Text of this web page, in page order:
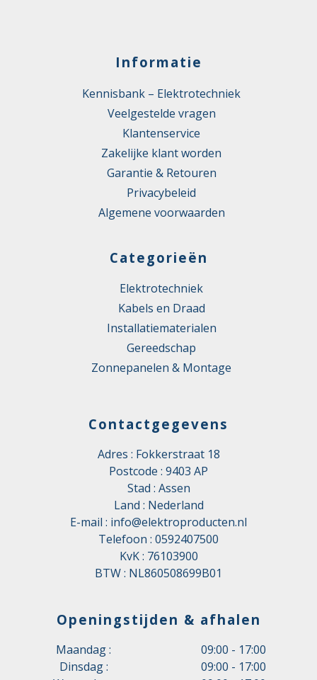
Informatie
Kennisbank – Elektrotechniek
Veelgestelde vragen
Klantenservice
Zakelijke klant worden
Garantie & Retouren
Privacybeleid
Algemene voorwaarden
Categorieën
Elektrotechniek
Kabels en Draad
Installatiematerialen
Gereedschap
Zonnepanelen & Montage
Contactgegevens
Adres : Fokkerstraat 18
Postcode : 9403 AP
Stad : Assen
Land : Nederland
E-mail : info@elektroproducten.nl
Telefoon : 0592407500
KvK : 76103900
BTW : NL860508699B01
Openingstijden & afhalen
Maandag :
09:00 - 17:00
Dinsdag :
09:00 - 17:00